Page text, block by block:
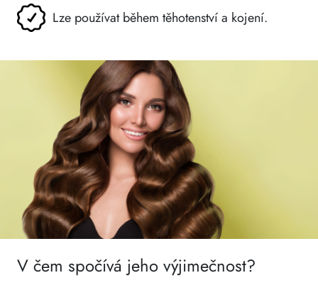
Lze používat během těhotenství a kojení.
V čem spočívá jeho výjimečnost?